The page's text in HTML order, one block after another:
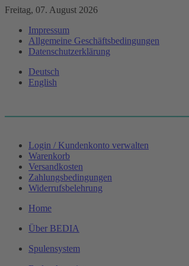
Freitag, 07. August 2026
Impressum
Allgemeine Geschäftsbedingungen
Datenschutzerklärung
Deutsch
English
Login / Kundenkonto verwalten
Warenkorb
Versandkosten
Zahlungsbedingungen
Widerrufsbelehrung
Home
Über BEDIA
Spulensystem